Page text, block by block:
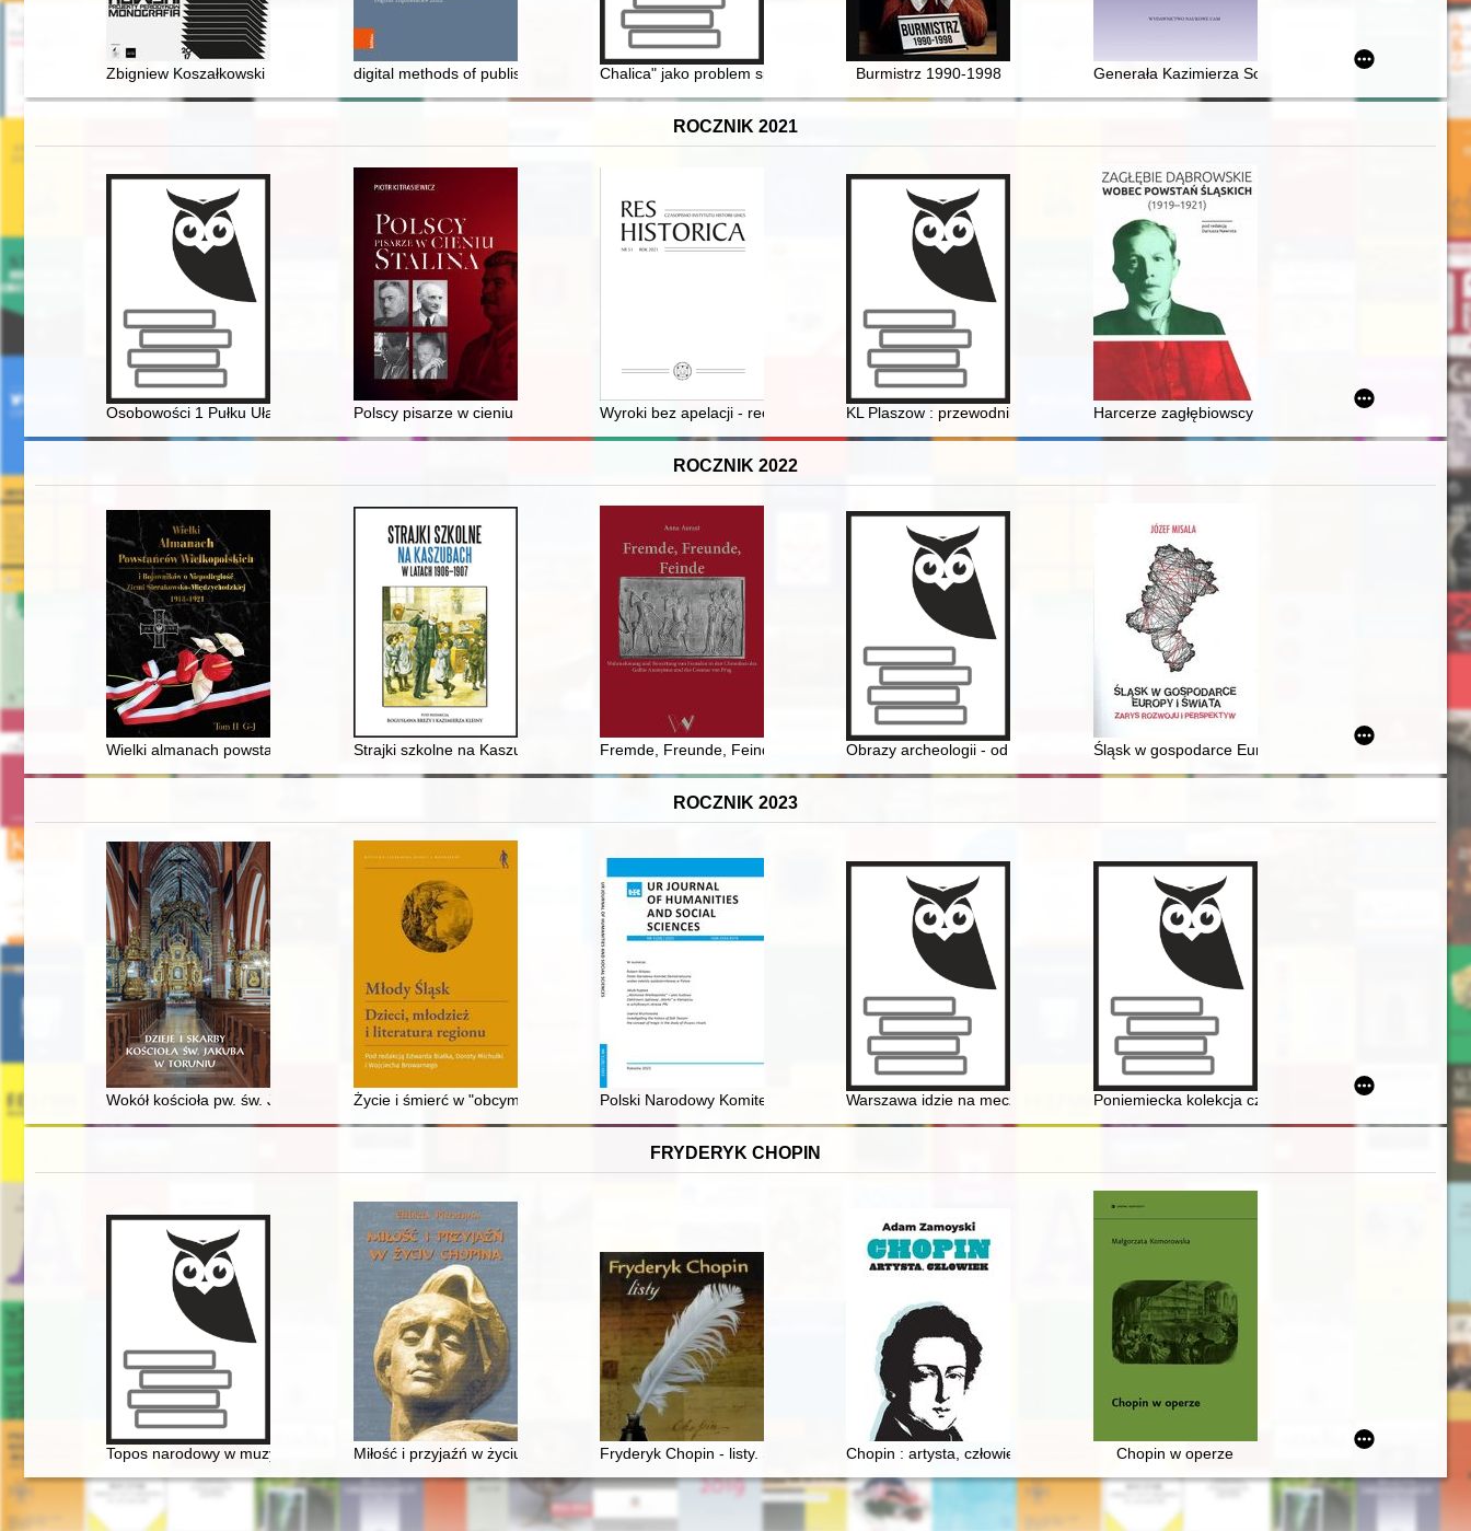
Zbigniew Koszałkowski : projekty periodyków : monografia 1982-2017 : Muzeum Książki Artystycznej w Łodzi, czerwiec-lipiec 2025
digital methods of publishing 15th century papal sourcesChalica" jako problem społeczno-prawny w międzywojennej prasie żydowskiej = "Chalitzah" as a social and legal issue in the
Burmistrz 1990-1998 Generała Kazimierza Sosnkowskiego sejmowy
ROCZNIK 2021
Osobowości 1 Pułku Ułanów Krechowieckich im. płk. Bolesława Mościckiego
Polscy pisarze w cieniu Stalina : opowieści biograficzne Broniewski, Tuwim, Gałczyński, Boy-Żeleński
Wyroki bez apelacji - recenzja] KL Plaszow : przewodnik archeologicznyHarcerze zagłębiowscy w dobie I powstania śląskiego
ROCZNIK 2022
Wielki almanach powstańców wielkopolskich i bojowników o niepodległość ziemi sierakowsko-międzychodzkiej 1918-1921. T. 2,
Strajki szkolne na Kaszubach w latach 1906-1907Fremde, Freunde, Feinde : Wahrnehmung und Bewertung von Fremden in den Chroniken des Gallus Anonymus und des
Obrazy archeologii - od poszukiwania przygód do interdyscyplinarnej nauki
Śląsk w gospodarce Europy i świata : zarys rozwoju i
ROCZNIK 2023
Wokół kościoła pw. św. Jakuba Apostoła w Toruniu : ratownicze prace archeologiczne w 2020 roku
Życie i śmierć w "obcym mieście" : Marka Krajewskiego obrazy (z) Wrocławia
Polski Narodowy Komitet Demokratyczny wobec odwilży październikowej w Polsce
Warszawa idzie na mecz. T. 2 Poniemiecka kolekcja czaszek ludzkich z Australii w
FRYDERYK CHOPIN
Topos narodowy w muzyce polskiej pierwszej połowy XIX wieku. Międzynarodowa konferencja naukowo-artystyczna, 20-21 XI 2006. [T. 1]
Miłość i przyjaźń w życiu Chopina Fryderyk Chopin - listy. Skarbiec spuścizny epistolarnej w zbiorach polskich (wybór)
Chopin : artysta, człowiek Chopin w operze